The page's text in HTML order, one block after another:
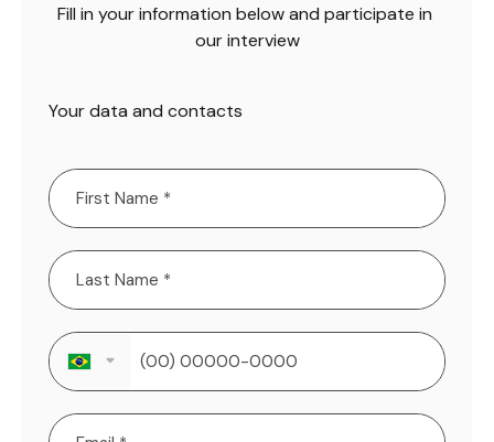
Fill in your information below and participate in
our interview
Your data and contacts